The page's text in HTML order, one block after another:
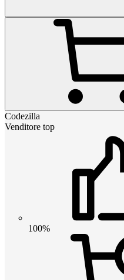
Codezilla
Venditore top
100%